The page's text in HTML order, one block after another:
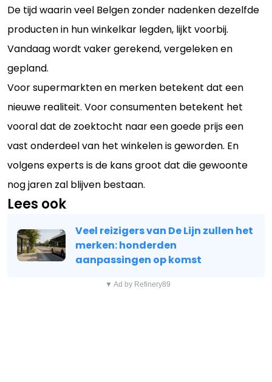
De tijd waarin veel Belgen zonder nadenken dezelfde
producten in hun winkelkar legden, lijkt voorbij.
Vandaag wordt vaker gerekend, vergeleken en
gepland.
Voor supermarkten en merken betekent dat een
nieuwe realiteit. Voor consumenten betekent het
vooral dat de zoektocht naar een goede prijs een
vast onderdeel van het winkelen is geworden. En
volgens experts is de kans groot dat die gewoonte
nog jaren zal blijven bestaan.
Lees ook
Veel reizigers van De Lijn zullen het
merken: honderden
aanpassingen op komst
▼ Ad by Refinery89